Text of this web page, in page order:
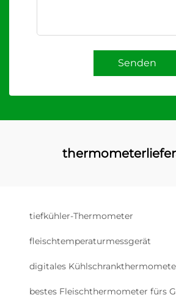
Senden
tiefkühler-Thermometer
fleischtemperaturmessgerät
digitales
bestes Fleischthermometer fürs